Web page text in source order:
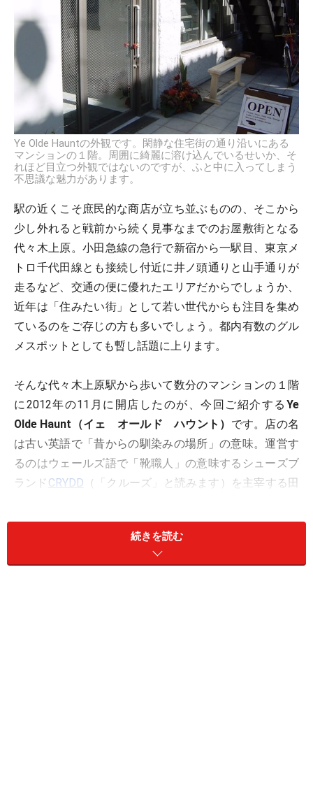
Ye Olde Hauntの外観です。閑静な住宅街の通り沿いにある
マンションの１階。周囲に綺麗に溶け込んでいるせいか、そ
れほど目立つ外観ではないのですが、ふと中に入ってしまう
不思議な魅力があります。
駅の近くこそ庶民的な商店が立ち並ぶものの、そこから
少し外れると戦前から続く見事なまでのお屋敷街となる
代々木上原。小田急線の急行で新宿から一駅目、東京メ
トロ千代田線とも接続し付近に井ノ頭通りと山手通りが
走るなど、交通の便に優れたエリアだからでしょうか、
近年は「住みたい街」として若い世代からも注目を集め
ているのをご存じの方も多いでしょう。都内有数のグル
メスポットとしても暫し話題に上ります。
そんな代々木上原駅から歩いて数分のマンションの１階
に2012年の11月に開店したのが、今回ご紹介する Ye
Olde Haunt（イェ オールド ハウント） です。店の名
は古い英語で「昔からの馴染みの場所」の意味。運営す
るのはウェールズ語で「靴職人」の意味するシューズブ
ランド CRYDD （「クルーズ」と読みます）を主宰する田
ん、それに靴のリペアに長年携わってきた川島 秀雄さん
続きを読む